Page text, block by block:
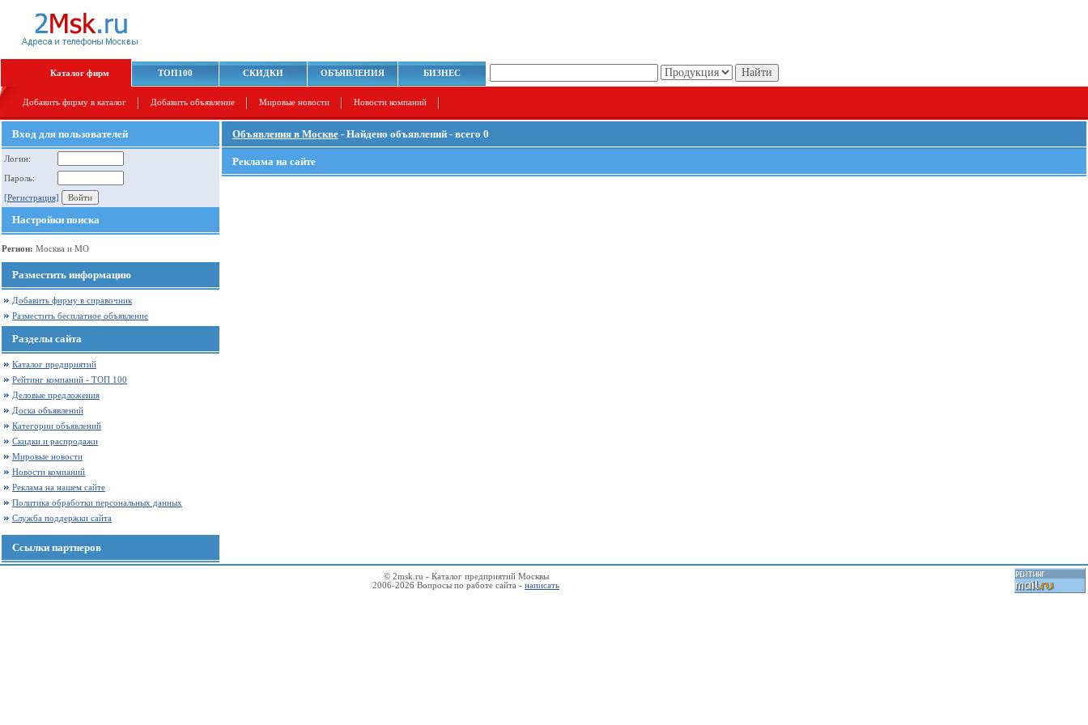
Каталог фирм ТОП100 СКИДКИ ОБЪЯВЛЕНИЯ БИЗНЕС
Добавить фирму в каталог Добавить объявление Мировые новости Новости компаний
Вход для пользователей
Логин:
Пароль:
[Регистрация]
Настройки поиска
Регион: Москва и МО
Разместить информацию
Добавить фирму в справочник
Разместить бесплатное объявление
Разделы сайта
Каталог предприятий
Рейтинг компаний - ТОП 100
Деловые предложения
Доска объявлений
Категории объявлений
Скидки и распродажи
Мировые новости
Новости компаний
Реклама на нашем сайте
Политика обработки персональных данных
Служба поддержки сайта
Ссылки партнеров
Объявления в Москве - Найдено объявлений - всего 0
Реклама на сайте
© 2msk.ru - Каталог предприятий Москвы
2006-2026 Вопросы по работе сайта - написать